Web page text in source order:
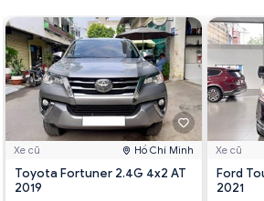
Xe cũ Hồ Chí Minh
Toyota Fortuner 2.4G 4x2 AT
2019
Xe cũ
Ford
2021